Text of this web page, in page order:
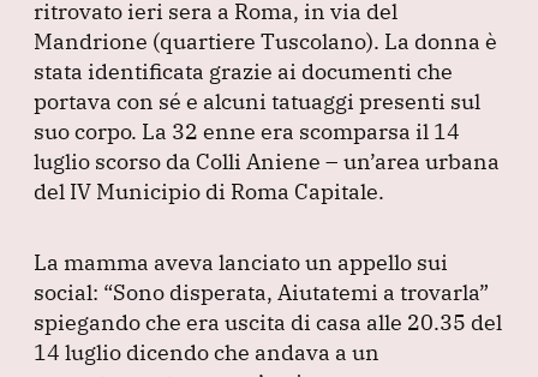
e
b
o
o
k
e
dI
n
s
A
p
p
gr
a
m
l
ritrovato ieri sera a Roma, in via del
Mandrione (quartiere Tuscolano). La donna è
stata identificata grazie ai documenti che
portava con sé e alcuni tatuaggi presenti sul
suo corpo. La 32 enne era scomparsa il 14
luglio scorso da Colli Aniene – un’area urbana
del IV Municipio di Roma Capitale.
La mamma aveva lanciato un appello sui
social: “Sono disperata, Aiutatemi a trovarla”
spiegando che era uscita di casa alle 20.35 del
14 luglio dicendo che andava a un